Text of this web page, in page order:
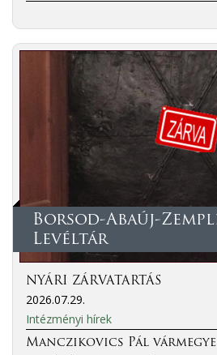
Borsod-Abaúj-
Levéltár
NYÁRI ZÁRVATARTÁS
2026.07.29.
Intézményi hírek
Manczikovics Pál